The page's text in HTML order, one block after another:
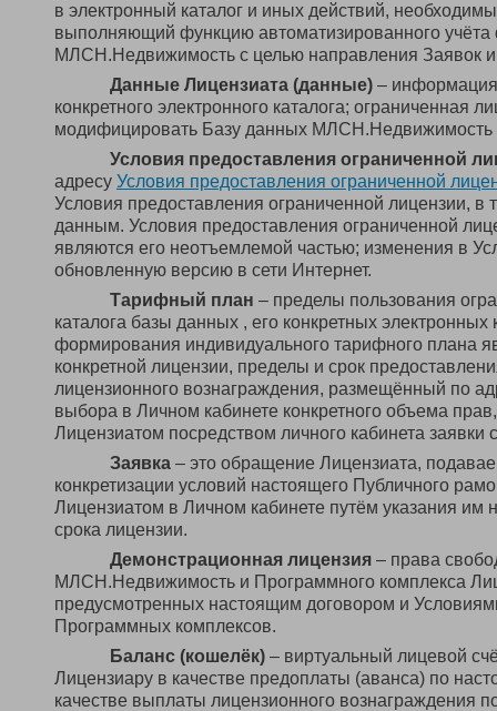
в электронный каталог и иных действий,
выполняющий функцию автоматизированного
МЛСН.Недвижимость с целью направления Заявок и
Данные Лицензиата (данные) – информация
конкретного электронного каталога; ограниченная
модифицировать Базу данных
Условия предоставления ограниченной
адресу Условия предоставления ограниченной
Условия предоставления ограниченной лицензии,
данным. Условия предоставления ограниченной
являются его неотъемлемой частью; изменения в
обновленную версию в сети Интернет.
Тарифный план – пределы пользования
каталога базы данных , его конкретных
формирования индивидуального тарифного плана
конкретной лицензии, пределы и срок
лицензионного вознаграждения, размещённый по
выбора в Личном кабинете конкретного объема
Лицензиатом посредством личного кабинета заявки
Заявка – это обращение Лицензиата,
конкретизации условий настоящего Публичного
Лицензиатом в Личном кабинете путём указания им
срока лицензии.
Демонстрационная лицензия – права
МЛСН.Недвижимость и Программного комплекса
предусмотренных настоящим договором и
Программных комплексов.
Баланс (кошелёк) – виртуальный лицевой
Лицензиару в качестве предоплаты (аванса) по
качестве выплаты лицензионного вознаграждения